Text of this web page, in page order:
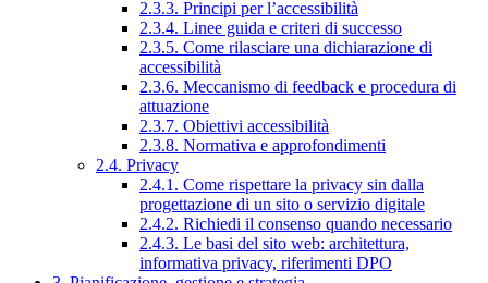
2.3.3. Principi per l’accessibilità
2.3.4. Linee guida e criteri di successo
2.3.5. Come rilasciare una dichiarazione di
accessibilità
2.3.6. Meccanismo di feedback e procedura di
attuazione
2.3.7. Obiettivi accessibilità
2.3.8. Normativa e approfondimenti
2.4. Privacy
2.4.1. Come rispettare la privacy sin dalla
progettazione di un sito o servizio digitale
2.4.2. Richiedi il consenso quando necessario
2.4.3. Le basi del sito web: architettura,
informativa privacy, riferimenti DPO